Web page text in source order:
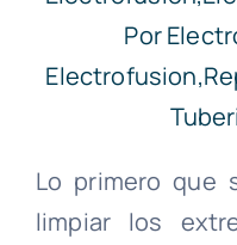
Lo primero que
limpiar los